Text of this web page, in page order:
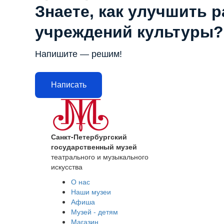
Знаете, как улучшить
учреждений культуры?
Напишите — решим!
Написать
Санкт-Петербургский
государственный музей
театрального и музыкального
искусства
О нас
Наши музеи
Афиша
Музей - детям
Магазин